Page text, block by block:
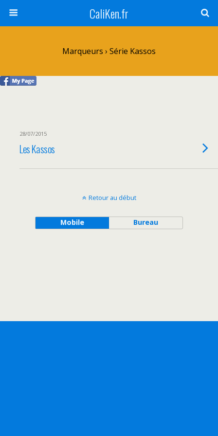
CaliKen.fr
Marqueurs › Série Kassos
28/07/2015
Les Kassos
Retour au début
Mobile Bureau